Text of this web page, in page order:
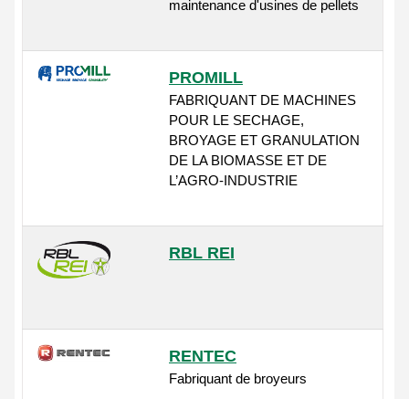
maintenance d'usines de pellets
PROMILL
FABRIQUANT DE MACHINES
POUR LE SECHAGE,
BROYAGE ET GRANULATION
DE LA BIOMASSE ET DE
L’AGRO-INDUSTRIE
RBL REI
RENTEC
Fabriquant de broyeurs